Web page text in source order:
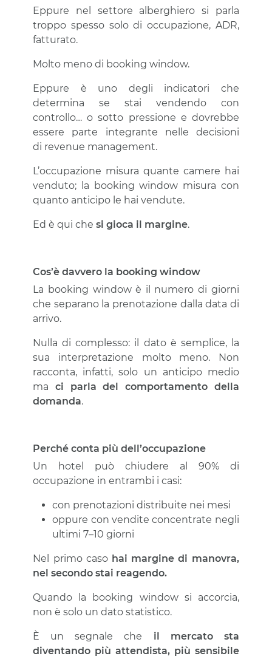
Eppure nel settore alberghiero si parla
troppo spesso solo di occupazione, ADR,
fatturato.
Molto meno di booking window.
Eppure è uno degli indicatori che
determina se stai vendendo con
controllo… o sotto pressione e dovrebbe
essere parte integrante nelle decisioni
di revenue management.
L’occupazione misura quante camere hai
venduto; la booking window misura con
quanto anticipo le hai vendute.
Ed è qui chesi gioca il margine.
Cos’è davvero la booking window
La booking window è il numero di giorni
che separano la prenotazione dalla data di
arrivo.
Nulla di complesso: il dato è semplice, la
sua interpretazione molto meno. Non
racconta, infatti, solo un anticipo medio
maci parla del comportamento della
domanda.
Perché conta più dell’occupazione
Un hotel può chiudere al 90% di
occupazione in entrambi i casi:
con prenotazioni distribuite nei mesi
oppure con vendite concentrate negli
ultimi 7–10 giorni
Nel primo caso hai margine di manovra,
nel secondo stai reagendo.
Quando la booking window si accorcia,
non è solo un dato statistico.
È un segnale che il mercato sta
diventando più attendista, più sensibile